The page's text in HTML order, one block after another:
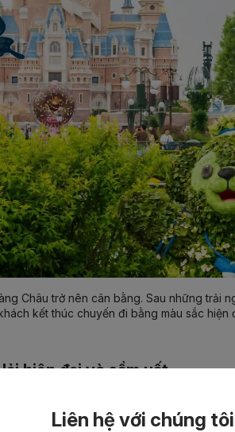
Châu trở nên cân bằng. Sau những trải
kết thúc chuyến đi bằng màu sắc hiện
hiện đại và sầm uất
sắm và chụp ảnh tại các biểu tượng nổi
Liên hệ với chúng tôi